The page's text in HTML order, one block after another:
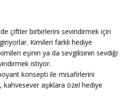
çiftler birbirlerini sevindirmek için
Kimileri farklı hediye
eşinin ya da sevgilisinin sevdiği
istiyor.
konsepti ile misafirlerini
kahvesever aşıklara özel hediye